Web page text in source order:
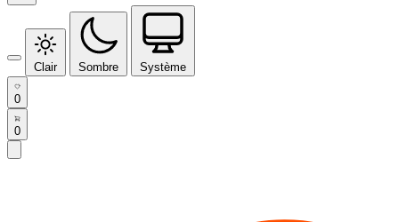
Clair Sombre Système
0
0